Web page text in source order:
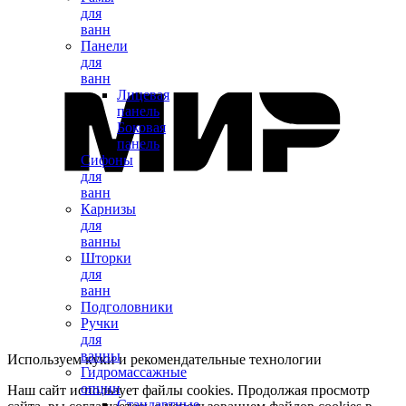
для
ванн
Панели
для
ванн
Лицевая
панель
Боковая
панель
Сифоны
для
ванн
Карнизы
для
ванны
Шторки
для
ванн
Подголовники
Ручки
для
ванны
Гидромассажные
опции
Используем куки и рекомендательные технологии
Наш сайт использует файлы cookies. Продолжая просмотр